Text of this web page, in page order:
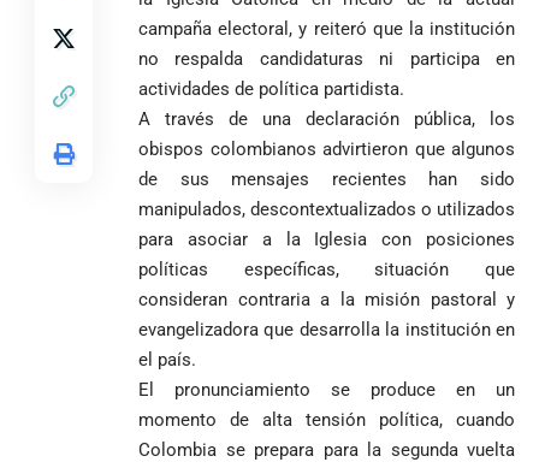
campaña electoral, y reiteró que la institución
no respalda candidaturas ni participa en
actividades de política partidista.
A través de una declaración pública, los
obispos colombianos advirtieron que algunos
de sus mensajes recientes han sido
manipulados, descontextualizados o utilizados
para asociar a la Iglesia con posiciones
políticas específicas, situación que
consideran contraria a la misión pastoral y
evangelizadora que desarrolla la institución en
el país.
El pronunciamiento se produce en un
momento de alta tensión política, cuando
Colombia se prepara para la segunda vuelta
Fico Gutiérrez
denuncia
presiones
para asistir a
evento de
Petro en
Medellín
durante
marcha del 1
El papa León XIV
nombra al padre
Diego Luis Rendón
Urrea como nuevo
obispo de Jericó
Más de 700
sus denuncias
de corrupción
y la llama
“Gran
Manipuladora”
Iván Cepeda
reconoce el
preconteo,
pero pide
impugnar
33.000 mesas
y vigilar el
escrutinio
visita familiar
a Abelardo de
la Espriella
El golazo de
Sidny Lopes
Cabo Verde
es elegido el
mejor del
Mundial 2026
La espada que
Petro usó para
engañar
MOTORES, LA
Tarso revive el
legado del beato
Jesús Aníbal
Gómez a 90 años
de su martirio
1
El papa León XIV
nombra al padre
Urrea como nuevo